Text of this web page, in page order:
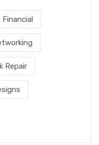
Financial
Repair